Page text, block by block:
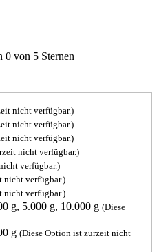
0 von 5 Sternen
nicht verfügbar.)
nicht verfügbar.)
nicht verfügbar.)
nicht verfügbar.)
verfügbar.)
nicht verfügbar.)
nicht verfügbar.)
g, 5.000 g, 10.000 g (Diese
g (Diese Option ist zurzeit nicht